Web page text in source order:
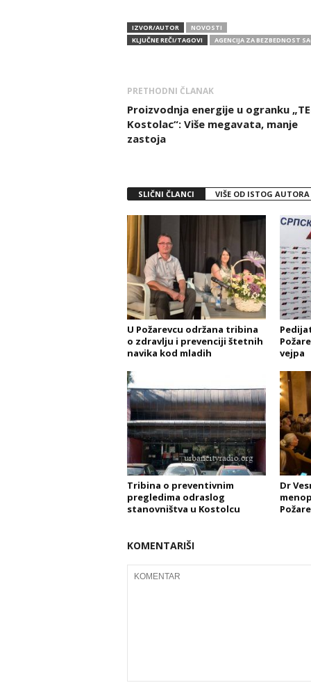
IZVOR/AUTOR
NOVOSTI
KLJUČNE REČI/TAGOVI
AGENCIJA ZA BEZBEDNOST
PRETHODNI ČLANAK
Proizvodnja energije u ogranku
Kostolac“: Više megavata, manje
zastoja
SLIČNI ČLANCI VIŠE OD ISTOG AUTORA
U Požarevcu održana tribina
o zdravlju i prevenciji štetnih
navika kod mladih
vejpa
Tribina o preventivnim
pregledima odraslog
stanovništva u Kostolcu
Dr
KOMENTARIŠI